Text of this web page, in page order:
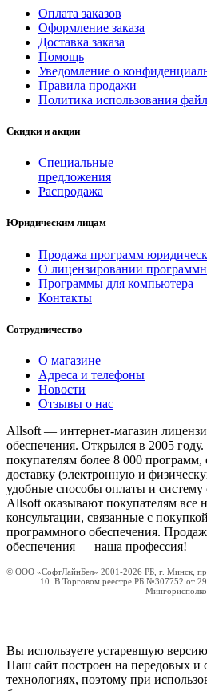
Оплата заказов
Оформление заказа
Доставка заказа
Помощь
Уведомление о
Правила продажи
Политика использования
Скидки и акции
Специальные
предложения
Распродажа
Юридическим лицам
Продажа программ
О лицензировании
Программы для компьютера
Контакты
Сотрудничество
О магазине
Адреса и телефоны
Новости
Отзывы о нас
Allsoft — интернет-магазин
обеспечения. Открылся в 2005
покупателям более 8 000
доставку (электронную и
удобные способы оплаты и
Allsoft оказывают покупателям все
консультации, связанные с
программного обеспечения.
обеспечения — наша профессия!
© ООО «СофтЛайнБел» 2001-2026 РБ, г. Минск,
10. В Торговом реестре РБ №307752 от
Вы используете устаревшую версию
Наш сайт построен на передовых и
технологиях, поэтому при